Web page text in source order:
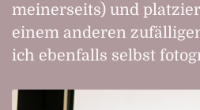
meinerseits) und
einem anderen
ich ebenfalls selbst